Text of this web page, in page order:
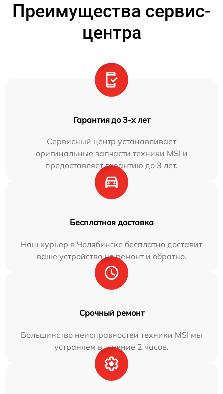
Преимущества сервис-
центра
Гарантия до 3-х лет
Сервисный центр устанавливает
оригинальные запчасти техники MSI и
предоставляет гарантию до 3 лет.
Бесплатная доставка
Наш курьер в Челябинске бесплатно доставит
ваше устройство на ремонт и обратно.
Срочный ремонт
Большинство неисправностей техники MSI мы
устраняем в течение 2 часов.